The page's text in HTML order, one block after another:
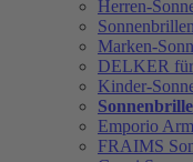
Herren-
Marken-
DELKER
Kinder-
Emporio
FRAIMS